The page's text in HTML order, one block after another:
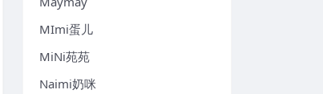
MImi蛋儿
MiNi苑苑
Naimi奶咪